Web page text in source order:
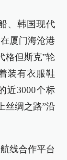
、韩国现代
厦门海沧港
格但斯克”轮
装有衣服鞋
近3000个标
丝绸之路”沿
线合作平台